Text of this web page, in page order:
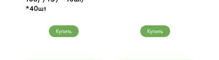
*40шт
Купить Купить